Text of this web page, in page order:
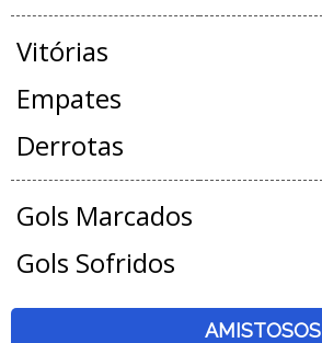
Vitórias
Empates
Derrotas
Gols Marcados
Gols Sofridos
AMISTOSOS